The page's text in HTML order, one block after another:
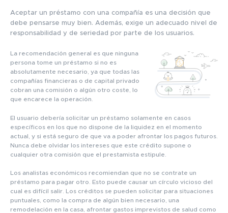
Aceptar un préstamo con una compañía es una decisión que
debe pensarse muy bien. Además, exige un adecuado nivel de
responsabilidad y de seriedad por parte de los usuarios.
La recomendación general es que ninguna
persona tome un préstamo si no es
absolutamente necesario, ya que todas las
compañías financieras o de capital privado
cobran una comisión o algún otro coste, lo
que encarece la operación.
El usuario debería solicitar un préstamo solamente en casos
específicos en los que no dispone de la liquidez en el momento
actual, y si está seguro de que va a poder afrontar los pagos futuros.
Nunca debe olvidar los intereses que este crédito supone o
cualquier otra comisión que el prestamista estipule.
Los analistas económicos recomiendan que no se contrate un
préstamo para pagar otro. Esto puede causar un círculo vicioso del
cual es difícil salir. Los créditos se pueden solicitar para situaciones
puntuales, como la compra de algún bien necesario, una
remodelación en la casa, afrontar gastos imprevistos de salud como